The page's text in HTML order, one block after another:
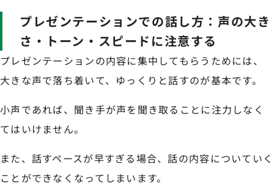
プレゼンテーションでの話し方：声の大き
さ・トーン・スピードに注意する
プレゼンテーションの内容に集中してもらうためには、
大きな声で落ち着いて、ゆっくりと話すのが基本です。
小声であれば、聞き手が声を聞き取ることに注力しなく
てはいけません。
また、話すペースが早すぎる場合、話の内容についていく
ことができなくなってしまいます。